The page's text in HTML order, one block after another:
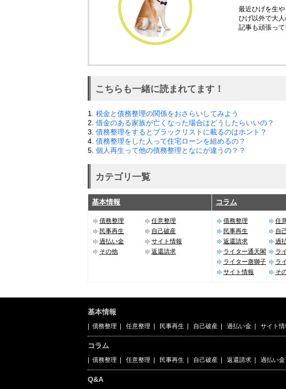
最近ひげを生
ひげ以外で大人
記事も頑張って
こちらも一緒に読まれてます！
1. 税金と債務整理の関係をおさらいしてみよう
2. 借金のある家族が亡くなった場合はどうしたらいいの？
3. 債務整理をするとブラックリストに載るのはホント？
4. 債務整理をした人って住宅ローンを組めるの？
5. 個人再生って他の債務整理となにが違うの？？
カテゴリ一覧
基本情報
債務整理
任意整理
民事再生
自己破産
過払い金
サイト情報
その他
返還請求
コラム
債務整理
任
民事再生
自
返還請求
過
ライター通天閣
ラ
ライター唐獅子
ラ
サイト情報
そ
基本情報
| 債務整理 | 任意整理 | 民事再生 | 自己破産 | 過払い金 | サイト情
コラム
| 債務整理 | 任意整理 | 民事再生 | 自己破産 | 返還請求 | 過払い金
Q&A